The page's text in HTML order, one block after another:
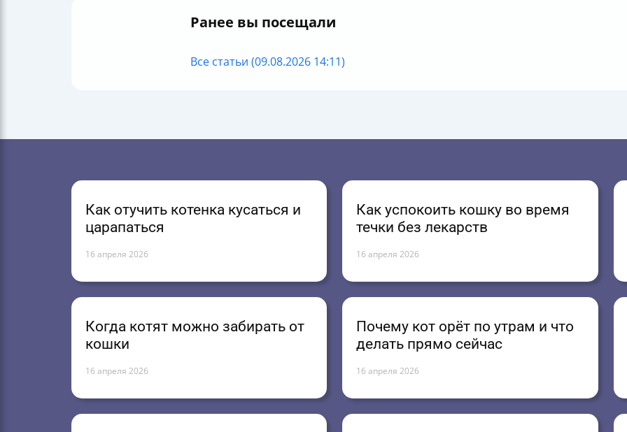
Ранее вы посещали
Все статьи (09.08.2026 14:11)
Как отучить котенка кусаться и
царапаться
16 апреля 2026
Как успокоить кошку во время
течки без лекарств
16 апреля 2026
Когда котят можно забирать от
кошки
16 апреля 2026
Почему кот орёт по утрам и что
делать прямо сейчас
16 апреля 2026